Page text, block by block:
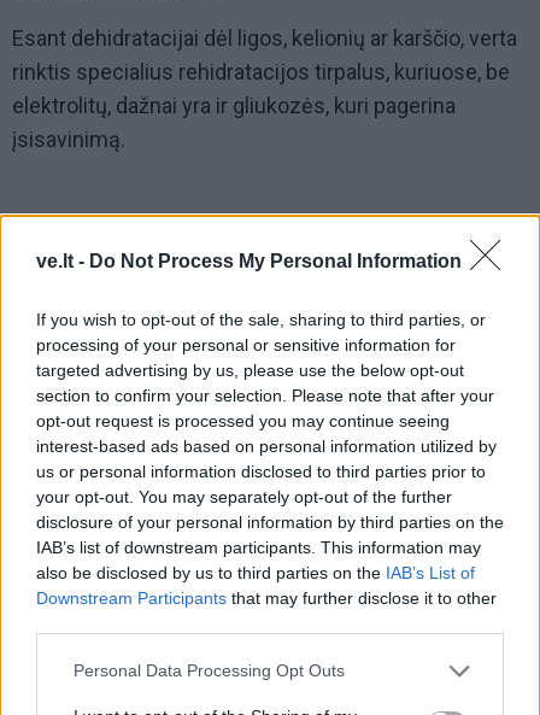
ve.lt - Do Not Process My Personal Information
If you wish to opt-out of the sale, sharing to third parties, or
processing of your personal or sensitive information for
targeted advertising by us, please use the below opt-out
section to confirm your selection. Please note that after your
opt-out request is processed you may continue seeing
interest-based ads based on personal information utilized by
us or personal information disclosed to third parties prior to
your opt-out. You may separately opt-out of the further
disclosure of your personal information by third parties on the
IAB’s list of downstream participants. This information may
also be disclosed by us to third parties on the IAB’s List of
Downstream Participants that may further disclose it to other
Personal Data Processing Opt Outs
Esant dehidratacijai dėl ligos, kelionių ar karščio, verta
rinktis specialius rehidratacijos tirpalus, kuriuose, be
elektrolitų, dažnai yra ir gliukozės, kuri pagerina
įsisavinimą.
Kasdieniam vartojimui, kai nėra didesnio elektrolitų
poreikio, pakanka natūralių šaltinių - mineralinio
vandens, kokosų vandens, daržovių bei vaisių. Taip pat
Svarbu vengti produktų su dideliu cukraus ar dirbtinių